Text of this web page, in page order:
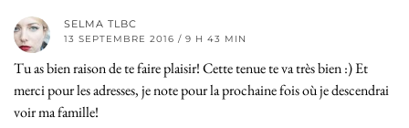
SELMA TLBC
13 SEPTEMBRE 2016 / 9 H 43 MIN
Tu as bien raison de te faire plaisir! Cette tenue te va très bien :) Et
merci pour les adresses, je note pour la prochaine fois où je descendrai
voir ma famille!